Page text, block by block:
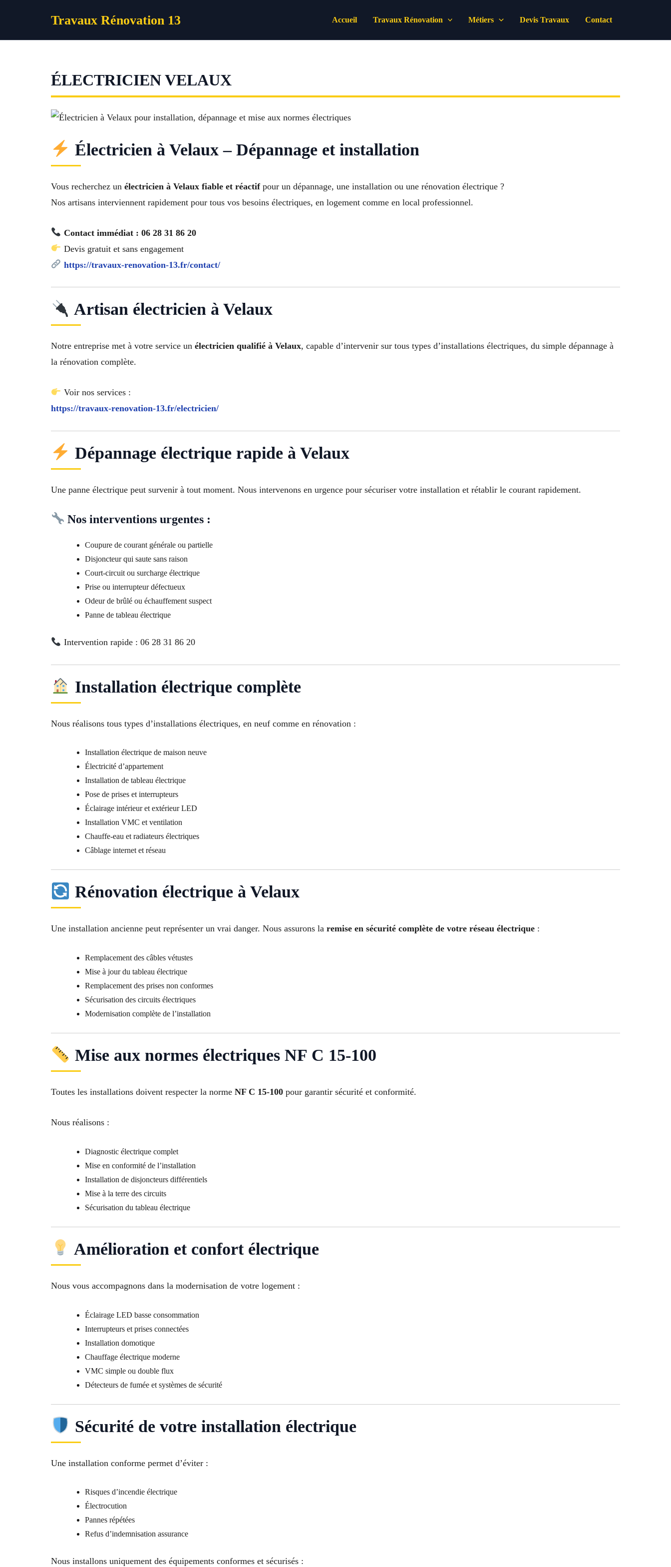
Travaux Rénovation 13 Accueil Travaux Rénovation Métiers Devis Travaux Contact
ÉLECTRICIEN VELAUX
Électricien à Velaux – Dépannage et installation
Vous recherchez un électricien à Velaux fiable et réactifpour un dépannage, une installation ou une rénovation électrique ?
Nos artisans interviennent rapidement pour tous vos besoins électriques, en logement comme en local professionnel.
Contact immédiat : 06 28 31 86 20
Devis gratuit et sans engagement
https://travaux-renovation-13.fr/contact/
Artisan électricien à Velaux
Notre entreprise met à votre service un électricien qualifié à Velaux, capable d’intervenir sur tous types d’installations électriques, du simple dépannage à
la rénovation complète.
Voir nos services :
https://travaux-renovation-13.fr/electricien/
Dépannage électrique rapide à Velaux
Une panne électrique peut survenir à tout moment. Nous intervenons en urgence pour sécuriser votre installation et rétablir le courant rapidement.
Nos interventions urgentes :
Coupure de courant générale ou partielle
Disjoncteur qui saute sans raison
Court-circuit ou surcharge électrique
Prise ou interrupteur défectueux
Odeur de brûlé ou échauffement suspect
Panne de tableau électrique
Intervention rapide : 06 28 31 86 20
Installation électrique complète
Nous réalisons tous types d’installations électriques, en neuf comme en rénovation :
Installation électrique de maison neuve
Électricité d’appartement
Installation de tableau électrique
Pose de prises et interrupteurs
Éclairage intérieur et extérieur LED
Installation VMC et ventilation
Chauffe-eau et radiateurs électriques
Câblage internet et réseau
Rénovation électrique à Velaux
Une installation ancienne peut représenter un vrai danger. Nous assurons la remise en sécurité complète de votre réseau électrique :
Remplacement des câbles vétustes
Mise à jour du tableau électrique
Remplacement des prises non conformes
Sécurisation des circuits électriques
Modernisation complète de l’installation
Mise aux normes électriques NF C 15-100
Toutes les installations doivent respecter la norme NF C 15-100 pour garantir sécurité et conformité.
Nous réalisons :
Diagnostic électrique complet
Mise en conformité de l’installation
Installation de disjoncteurs différentiels
Mise à la terre des circuits
Sécurisation du tableau électrique
Amélioration et confort électrique
Nous vous accompagnons dans la modernisation de votre logement :
Éclairage LED basse consommation
Interrupteurs et prises connectées
Installation domotique
Chauffage électrique moderne
VMC simple ou double flux
Détecteurs de fumée et systèmes de sécurité
Sécurité de votre installation électrique
Une installation conforme permet d’éviter :
Risques d’incendie électrique
Électrocution
Pannes répétées
Refus d’indemnisation assurance
Nous installons uniquement des équipements conformes et sécurisés :